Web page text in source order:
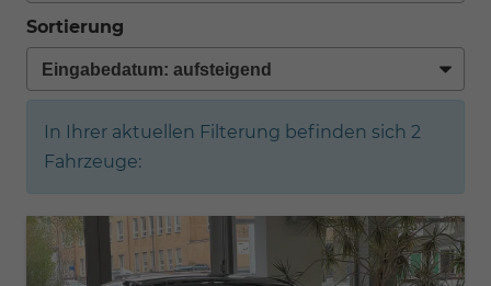
Sortierung
In Ihrer aktuellen Filterung befinden sich 2
Fahrzeuge: